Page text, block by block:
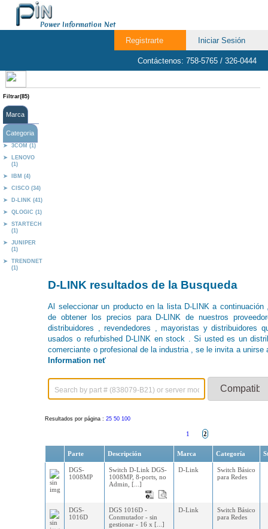
Power Information Net
Iniciar Sesión
Registrarte
Contáctenos: 758-5765 / 326-0444
Filtrar(85)
Marca
Categoria
3COM (1)
LENOVO
(1)
IBM (4)
CISCO (34)
D-LINK (41)
QLOGIC (1)
STARTECH
(1)
JUNIPER
(1)
TRENDNET
(1)
D-LINK resultados de la Busqueda
Al seleccionar un producto en la lista D-LINK a continuación
de obtener los precios para D-LINK de nuestros
distribuidores , revendedores , mayoristas y distribuidores
usados ​​o refurbished D-LINK en stock . Si usted es un
comerciante o profesional de la industria , se le invita a unirse
Information net'
Resultados por página :25 50 100
1 2
Parte Descripción Marca Categoría
DGS-
1008MP
Switch D-Link DGS-
1008MP, 8-ports, no
Admin, [...]
D-Link
Switch Básico
para Redes
DGS-
1016D
DGS 1016D -
Conmutador - sin
gestionar - 16 x [...]
D-Link
Switch Básico
para Redes